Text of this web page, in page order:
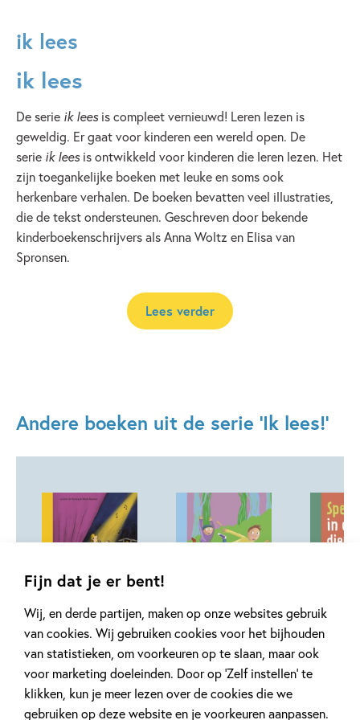
Fijn dat je er bent!
Wij, en derde partijen, maken op onze websites gebruik
van cookies. Wij gebruiken cookies voor het bijhouden
van statistieken, om voorkeuren op te slaan, maar ook
voor marketing doeleinden. Door op ‘Zelf instellen’ te
klikken, kun je meer lezen over de cookies die we
gebruiken op deze website en je voorkeuren aanpassen.
ik lees
ik lees
De serie ik leesis compleet vernieuwd! Leren lezen is
geweldig. Er gaat voor kinderen een wereld open. De
serie ik leesis ontwikkeld voor kinderen die leren lezen. Het
zijn toegankelijke boeken met leuke en soms ook
herkenbare verhalen. De boeken bevatten veel illustraties,
die de tekst ondersteunen. Geschreven door bekende
kinderboekenschrijvers als Anna Woltz en Elisa van
Spronsen.
Lees verder
Andere boeken uit de serie 'Ik lees!'
ik lees – Paniek
op het podium
Lizette de Koning, Silvie
12 99
Hardcover
ik lees – Het
bosbeest
Mohana Van den
,99
Hardcover
ik lees –
12,99
Hardcover